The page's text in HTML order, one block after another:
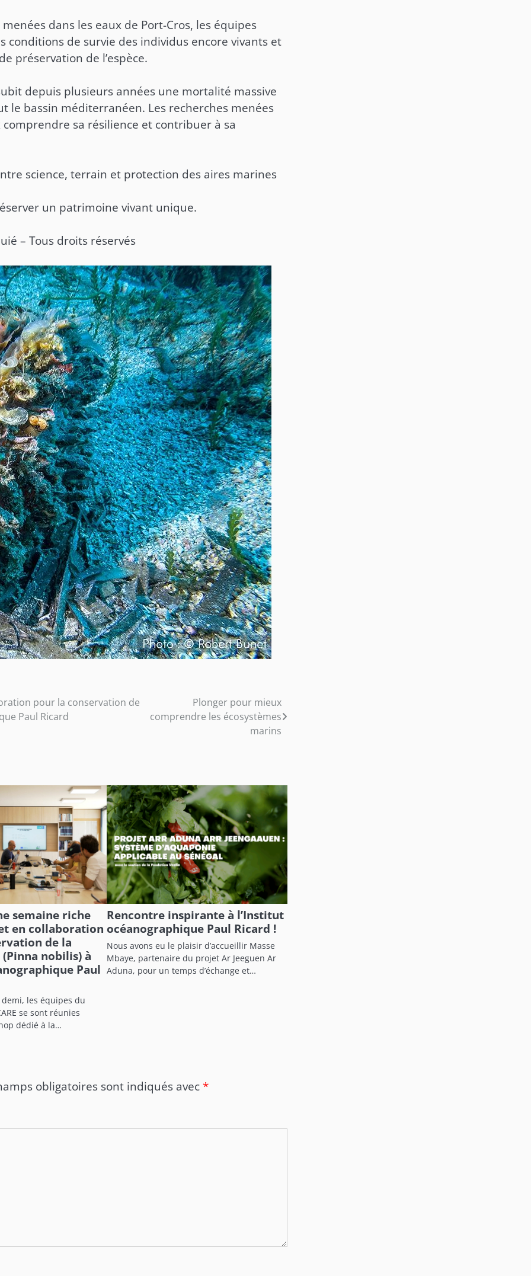
dans les eaux de Port-Cros, les équipes
conditions de survie des individus encore vivants et
préservation de l’espèce.
depuis plusieurs années une mortalité massive
le bassin méditerranéen. Les recherches menées
sa résilience et contribuer à sa
science, terrain et protection des aires marines
un patrimoine vivant unique.
– Tous droits réservés
pour la conservation de
Paul Ricard
Plonger pour mieux
comprendre les écosystèmes
marins
semaine riche
en collaboration
de la
nobilis) à
Paul
les équipes du
se sont réunies
dédié à la…
Rencontre inspirante à l’Institut
océanographique Paul Ricard !
Nous avons eu le plaisir d’accueillir Masse
Mbaye, partenaire du projet Ar Jeeguen Ar
Aduna, pour un temps d’échange et…
obligatoires sont indiqués avec *